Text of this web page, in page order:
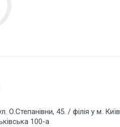
перепадів напруги,
до дзвоників
і розподільчі
О.Степанівни, 45. / філія у м.
100-а